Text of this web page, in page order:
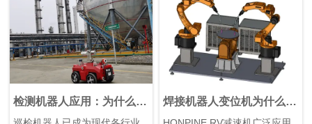
争力。选用配备 鸿磐 RV减速
器的机器人手臂，有助于提升
焊接质量并延长机械设备的使
用寿命。
人臂的核心部件，关节模组具
有结构紧凑、模块化设计、轻
量化、高精度以及安全可靠等
特点。这些关节模组驱动机器
人臂的旋转运动，直接影响系
统的运动控制质量和精度。优
化关节模组的设计和性能，可
以进一步提高机器人臂的运动
检测机器人应用：为什么谐
波齿轮电机是首选运动解决
焊接机器人变位机为什么需
要RV减速机？